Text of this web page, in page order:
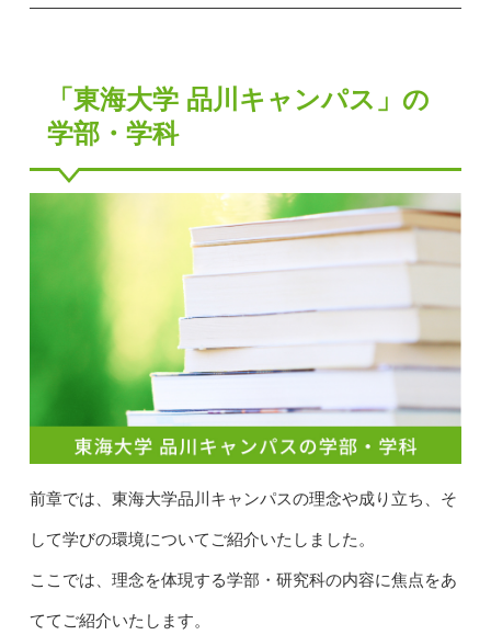
「東海大学 品川キャンパス」の
学部・学科
前章では、東海大学品川キャンパスの理念や成り立ち、そ
して学びの環境についてご紹介いたしました。
ここでは、理念を体現する学部・研究科の内容に焦点をあ
ててご紹介いたします。